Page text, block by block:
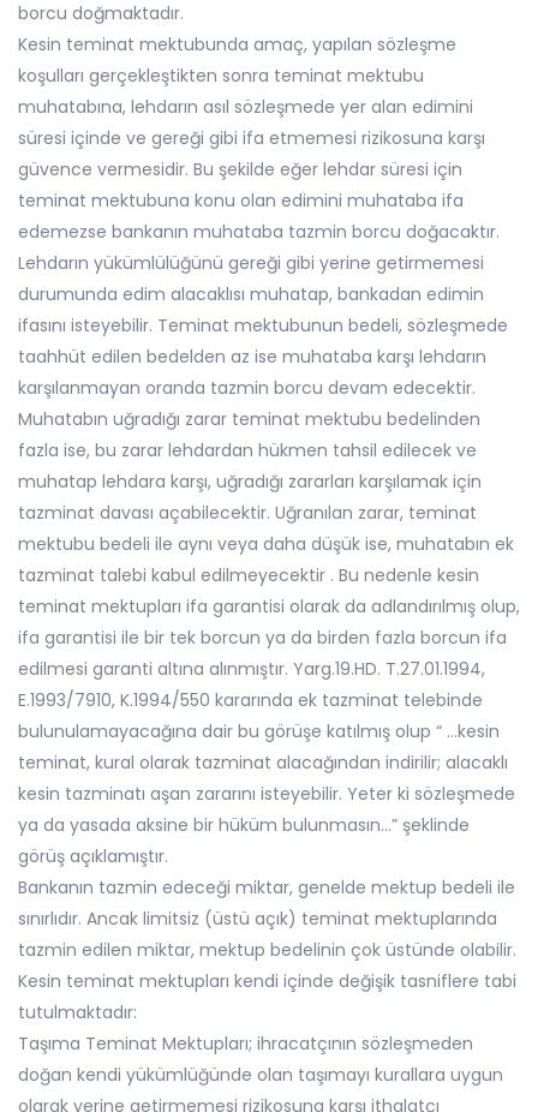
borcu doğmaktadır.
Kesin teminat mektubunda amaç, yapılan sözleşme
koşulları gerçekleştikten sonra teminat mektubu
muhatabına, lehdarın asıl sözleşmede yer alan edimini
süresi içinde ve gereği gibi ifa etmemesi rizikosuna karşı
güvence vermesidir. Bu şekilde eğer lehdar süresi için
teminat mektubuna konu olan edimini muhataba ifa
edemezse bankanın muhataba tazmin borcu doğacaktır.
Lehdarın yükümlülüğünü gereği gibi yerine getirmemesi
durumunda edim alacaklısı muhatap, bankadan edimin
ifasını isteyebilir. Teminat mektubunun bedeli, sözleşmede
taahhüt edilen bedelden az ise muhataba karşı lehdarın
karşılanmayan oranda tazmin borcu devam edecektir.
Muhatabın uğradığı zarar teminat mektubu bedelinden
fazla ise, bu zarar lehdardan hükmen tahsil edilecek ve
muhatap lehdara karşı, uğradığı zararları karşılamak için
tazminat davası açabilecektir. Uğranılan zarar, teminat
mektubu bedeli ile aynı veya daha düşük ise, muhatabın ek
tazminat talebi kabul edilmeyecektir . Bu nedenle kesin
teminat mektupları ifa garantisi olarak da adlandırılmış olup,
ifa garantisi ile bir tek borcun ya da birden fazla borcun ifa
edilmesi garanti altına alınmıştır. Yarg.19.HD. T.27.01.1994,
E.1993/7910, K.1994/550 kararında ek tazminat telebinde
bulunulamayacağına dair bu görüşe katılmış olup “ ...kesin
teminat, kural olarak tazminat alacağından indirilir; alacaklı
kesin tazminatı aşan zararını isteyebilir. Yeter ki sözleşmede
ya da yasada aksine bir hüküm bulunmasın...” şeklinde
görüş açıklamıştır.
Bankanın tazmin edeceği miktar, genelde mektup bedeli ile
sınırlıdır. Ancak limitsiz (üstü açık) teminat mektuplarında
tazmin edilen miktar, mektup bedelinin çok üstünde olabilir.
Kesin teminat mektupları kendi içinde değişik tasniflere tabi
tutulmaktadır:
Taşıma Teminat Mektupları; ihracatçının sözleşmeden
doğan kendi yükümlüğünde olan taşımayı kurallara uygun
olarak yerine getirmemesi rizikosuna karşı ithalatçı